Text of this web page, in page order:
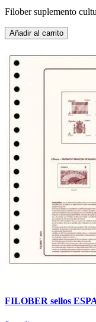
Filober suplemento
Añadir al carrito
FILOBER sellos